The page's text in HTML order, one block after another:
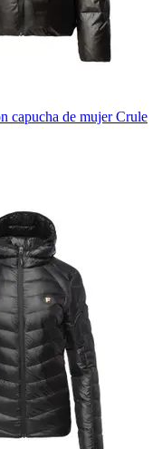
capucha de mujer Crule